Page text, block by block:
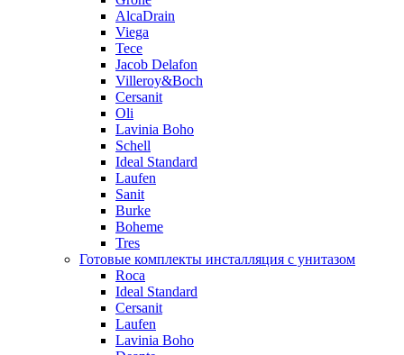
AlcaDrain
Viega
Tece
Jacob Delafon
Villeroy&Boch
Cersanit
Oli
Lavinia Boho
Schell
Ideal Standard
Laufen
Sanit
Burke
Boheme
Tres
Готовые комплекты инсталляция с унитазом
Roca
Ideal Standard
Cersanit
Laufen
Lavinia Boho